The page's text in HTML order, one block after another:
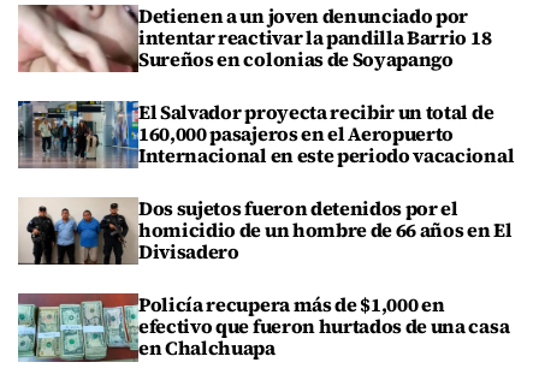
Detienen a un joven denunciado por
intentar reactivar la pandilla Barrio 18
Sureños en colonias de Soyapango
El Salvador proyecta recibir un total de
160,000 pasajeros en el Aeropuerto
Internacional en este periodo vacacional
Dos sujetos fueron detenidos por el
homicidio de un hombre de 66 años en El
Divisadero
Policía recupera más de $1,000 en
efectivo que fueron hurtados de una casa
en Chalchuapa